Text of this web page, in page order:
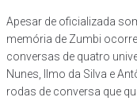
Apesar de oficializada
memória de Zumbi
conversas de quatro
Nunes, Ilmo da Silva e
rodas de conversa que